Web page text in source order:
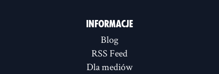
INFORMACJE
Blog
RSS Feed
Dla mediów